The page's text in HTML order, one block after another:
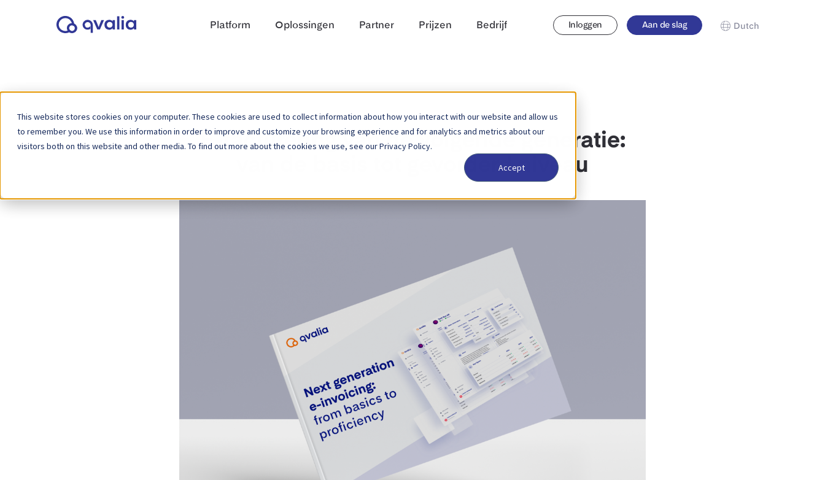
This website stores cookies on your computer. These cookies are used to collect information about how you interact with our website and allow us
to remember you. We use this information in order to improve and customize your browsing experience and for analytics and metrics about our
visitors both on this website and other media. To find out more about the cookies we use, see our Privacy Policy.
Accept
Platform Oplossingen Partner Prijzen Bedrijf Inloggen Aan de slag Dutch
E-facturering van de volgende generatie:
van de basis tot gevorderd niveau